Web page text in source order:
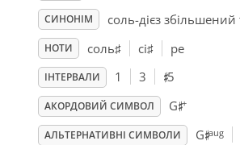
СИНОНІМ соль-дієз збільшений
НОТИ соль♯ сі♯ ре
ІНТЕРВАЛИ 1 3 ♯5
АКОРДОВИЙ СИМВОЛ G♯+
АЛЬТЕРНАТИВНІ СИМВОЛИ G aug